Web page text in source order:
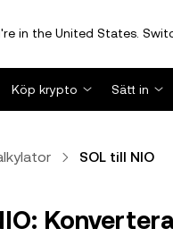
in the United States.
Köp krypto
Sätt in
SOL till NIO